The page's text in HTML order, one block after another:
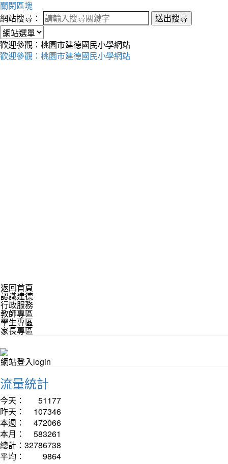
關閉區塊
網站搜尋：
送出搜尋
歡迎參觀：桃園市建德國民小學網站
歡迎參觀：桃園市建德國民小學網站
返回首頁
認識建德
行政服務
教師專區
學生專區
家長專區
網站登入login
流量統計
今天：
51177
昨天：
107346
本週：
472066
本月：
583261
總計： 32786738
平均：
9864